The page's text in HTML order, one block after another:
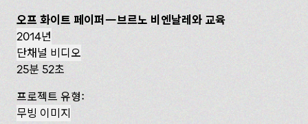
오프 화이트 페이퍼—브르노 비엔날레와 교육
2014년
단채널 비디오
25분 52초
프로젝트 유형:
무빙 이미지